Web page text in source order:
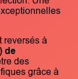
reversés à
de
des
grâce à